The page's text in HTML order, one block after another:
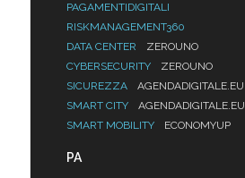
PAGAMENTIDIGITALI
RISKMANAGEMENT360
DATA CENTER
ZEROUNO
CYBERSECURITY
ZEROUNO
SICUREZZA
AGENDADIGITALE.EU
SMART CITY
AGENDADIGITALE.EU
SMART MOBILITY
ECONOMYUP
PA